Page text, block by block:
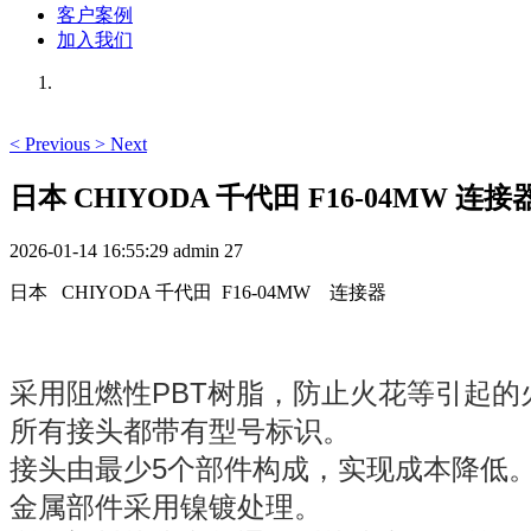
客户案例
加入我们
< Previous > Next
日本 CHIYODA 千代田 F16-04MW 连接
2026-01-14 16:55:29 admin 27
日本 CHIYODA 千代田 F16-04MW 连接器
采用阻燃性PBT树脂，防止火花等引起的
所有接头都带有型号标识。
接头由最少5个部件构成，实现成本降低。
金属部件采用镍镀处理。